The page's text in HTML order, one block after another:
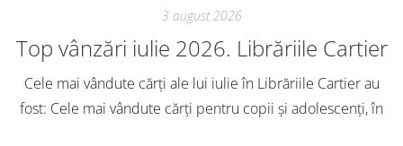
3 august 2026
Top vânzări iulie 2026. Librăriile Cartier
Cele mai vândute cărți ale lui iulie în Librăriile Cartier au
fost: Cele mai vândute cărți pentru copii și adolescenți, în